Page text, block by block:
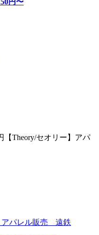
【Theory/セオリー】アパ
アパレル販売 遠鉄